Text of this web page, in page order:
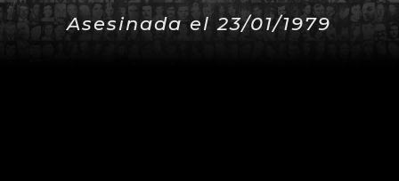
Asesinada el 23/01/1979